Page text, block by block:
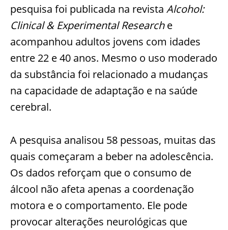
pesquisa foi publicada na revista Alcohol:
Clinical & Experimental Researche
acompanhou adultos jovens com idades
entre 22 e 40 anos. Mesmo o uso moderado
da substância foi relacionado a mudanças
na capacidade de adaptação e na saúde
cerebral.
A pesquisa analisou 58 pessoas, muitas das
quais começaram a beber na adolescência.
Os dados reforçam que o consumo de
álcool não afeta apenas a coordenação
motora e o comportamento. Ele pode
provocar alterações neurológicas que